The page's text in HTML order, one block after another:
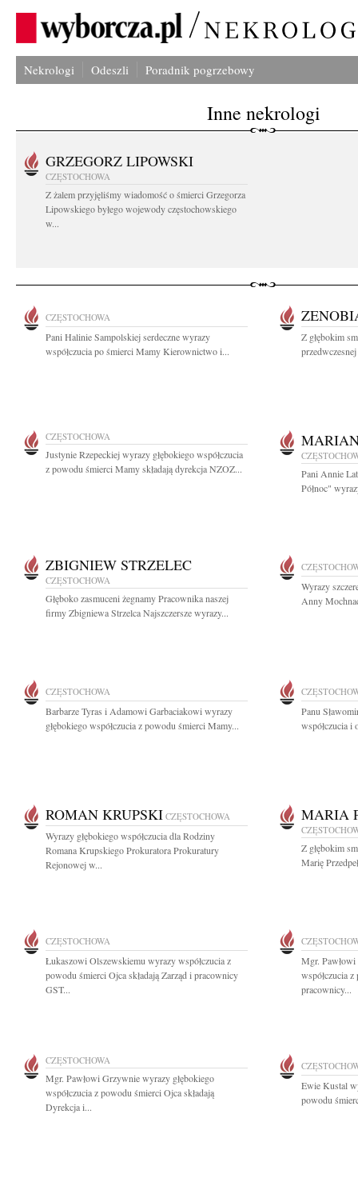
Nekrologi Odeszli Poradnik pogrzebowy
Inne nekrologi
GRZEGORZ LIPOWSKI
CZĘSTOCHOWA
Z żalem przyjęliśmy wiadomość o śmierci Grzegorza
Lipowskiego byłego wojewody częstochowskiego
w...
CZĘSTOCHOWA
Pani Halinie Sampolskiej serdeczne wyrazy
współczucia po śmierci Mamy Kierownictwo i...
Z głębokim
CZĘSTOCHOWA
Justynie Rzepeckiej wyrazy głębokiego współczucia
z powodu śmierci Mamy składają dyrekcja NZOZ...
Pani Annie
Północ"
ZBIGNIEW STRZELEC
CZĘSTOCHOWA
Głęboko zasmuceni żegnamy Pracownika naszej
firmy Zbigniewa Strzelca Najszczersze wyrazy...
Wyrazy
Anny
CZĘSTOCHOWA
Barbarze Tyras i Adamowi Garbaciakowi wyrazy
głębokiego współczucia z powodu śmierci Mamy...
Panu
współczucia i
ROMAN KRUPSKI CZĘSTOCHOWA
Wyrazy głębokiego współczucia dla Rodziny
Romana Krupskiego Prokuratora Prokuratury
Rejonowej w...
MARIA
Z głębokim
Marię
CZĘSTOCHOWA
Łukaszowi Olszewskiemu wyrazy współczucia z
powodu śmierci Ojca składają Zarząd i pracownicy
GST...
Mgr.
współczucia
pracownicy...
CZĘSTOCHOWA
Mgr. Pawłowi Grzywnie wyrazy głębokiego
współczucia z powodu śmierci Ojca składają
Dyrekcja i...
Ewie Kustal
powodu